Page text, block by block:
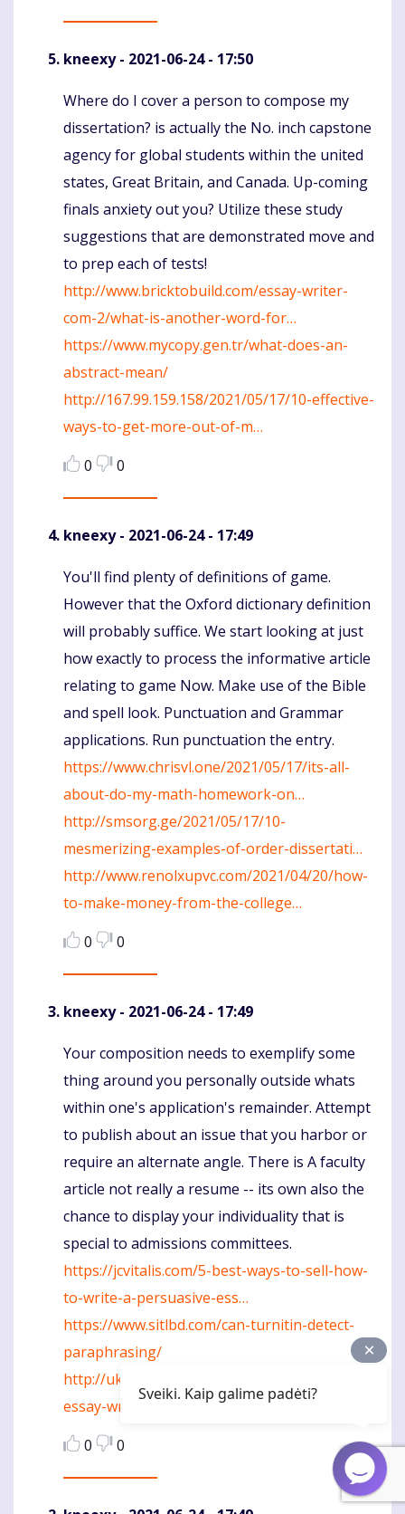
kneexy- 2021-06-24 - 17:50
Komentaras
Where do I cover a person to compose my
dissertation? is actually the No. inch capstone
agency for global students within the united
states, Great Britain, and Canada. Up-coming
finals anxiety out you? Utilize these study
suggestions that are demonstrated move and
to prep each of tests!
http://www.bricktobuild.com/essay-writer-
com-2/what-is-another-word-for…
https://www.mycopy.gen.tr/what-does-an-
abstract-mean/
http://167.99.159.158/2021/05/17/10-effective-
ways-to-get-more-out-of-m…
0
0
kneexy- 2021-06-24 - 17:49
Komentaras
You'll find plenty of definitions of game.
However that the Oxford dictionary definition
will probably suffice. We start looking at just
how exactly to process the informative article
relating to game Now. Make use of the Bible
and spell look. Punctuation and Grammar
applications. Run punctuation the entry.
https://www.chrisvl.one/2021/05/17/its-all-
about-do-my-math-homework-on…
http://smsorg.ge/2021/05/17/10-
mesmerizing-examples-of-order-dissertati…
http://www.renolxupvc.com/2021/04/20/how-
to-make-money-from-the-college…
0
0
kneexy- 2021-06-24 - 17:49
Komentaras
Your composition needs to exemplify some
thing around you personally outside whats
within one's application's remainder. Attempt
to publish about an issue that you harbor or
require an alternate angle. There is A faculty
article not really a resume -- its own also the
chance to display your individuality that is
special to admissions committees.
https://jcvitalis.com/5-best-ways-to-sell-how-
to-write-a-persuasive-ess…
https://www.sitlbd.com/can-turnitin-detect-
paraphrasing/
http://ukldevserver.co.uk/college-admission-
essay-writing-service-for-b…
0
0
Sveiki. Kaip galime padėti?